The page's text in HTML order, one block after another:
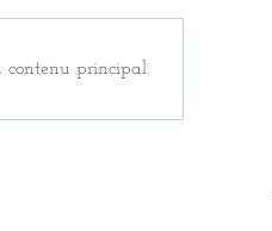
contenu principal